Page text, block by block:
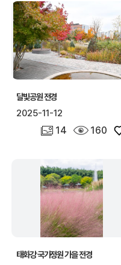
달빛공원 전경
2025-11-12
사진 개수 14 조회수 160좋아
태화강 국가정원 가을 전경